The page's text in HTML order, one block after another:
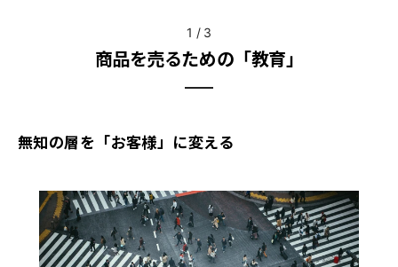
1 / 3
商品を売るための「教育」
無知の層を「お客様」に変える